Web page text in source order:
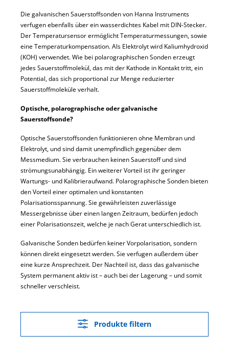
Die galvanischen Sauerstoffsonden von Hanna Instruments
verfugen ebenfalls über ein wasserdichtes Kabel mit DIN-Stecker.
Der Temperatursensor ermöglicht Temperaturmessungen, sowie
eine Temperaturkompensation. Als Elektrolyt wird Kaliumhydroxid
(KOH) verwendet. Wie bei polarographischen Sonden erzeugt
jedes Sauerstoffmolekül, das mit der Kathode in Kontakt tritt, ein
Potential, das sich proportional zur Menge reduzierter
Sauerstoffmoleküle verhalt.
Optische, polarographische oder galvanische
Sauerstoffsonde?
Optische Sauerstoffsonden funktionieren ohne Membran und
Elektrolyt, und sind damit unempfindlich gegenüber dem
Messmedium. Sie verbrauchen keinen Sauerstoff und sind
strömungsunabhängig. Ein weiterer Vorteil ist ihr geringer
Wartungs- und Kalibrieraufwand. Polarographische Sonden bieten
den Vorteil einer optimalen und konstanten
Polarisationsspannung. Sie gewährleisten zuverlässige
Messergebnisse über einen langen Zeitraum, bedürfen jedoch
einer Polarisationszeit, welche je nach Gerat unterschiedlich ist.
Galvanische Sonden bedürfen keiner Vorpolarisation, sondern
können direkt eingesetzt werden. Sie verfugen außerdem über
eine kurze Ansprechzeit. Der Nachteil ist, dass das galvanische
System permanent aktiv ist – auch bei der Lagerung – und somit
schneller verschleist.
Produkte filtern